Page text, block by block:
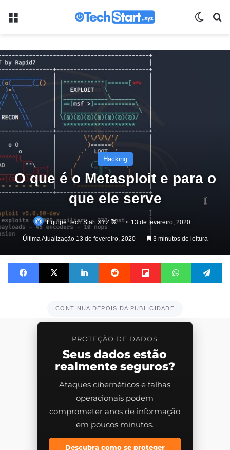
Hacking
O que é o Metasploit e para o
que ele serve
Equipe Tech Start XYZ
Follow13 de fevereiro, 2020
Última Atualização 13 de fevereiro, 2020 3 minutos de leitura
Facebook X Linkedin Reddit Flipboard WhatsApp
CONTINUA DEPOIS DA PUBLICIDADE
PROTEÇÃO DE DADOS
Seus dados estão
realmente seguros?
Ataques cibernéticos e falhas
operacionais podem
comprometer anos de informação
em poucos minutos.
Descubra como se proteger